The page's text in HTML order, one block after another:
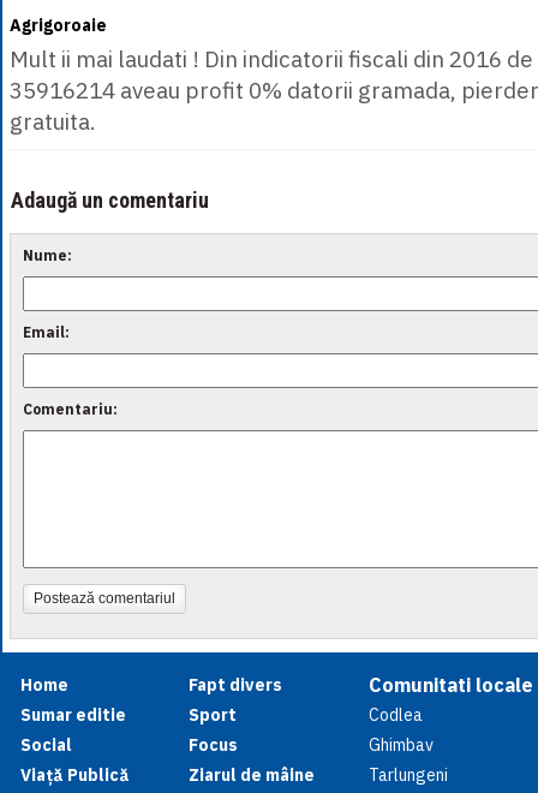
Agrigoroaie
Mult ii mai laudati ! Din indicatorii fiscali din 2016
35916214 aveau profit 0% datorii gramada,
gratuita.
Adaugă un comentariu
Nume:
Email:
Comentariu:
Postează comentariul
Home
Sumar editie
Social
Viață Publică
Fapt divers
Sport
Focus
Ziarul de mâine
Comunitati locale
Codlea
Ghimbav
Tarlungeni